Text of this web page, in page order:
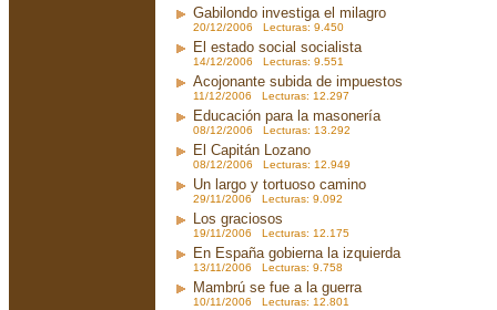
Gabilondo investiga el milagro
20/12/2006 Lecturas: 9.450
El estado social socialista
14/12/2006 Lecturas: 9.551
Acojonante subida de impuestos
11/12/2006 Lecturas: 12.297
Educación para la masonería
08/12/2006 Lecturas: 13.292
El Capitán Lozano
08/12/2006 Lecturas: 12.949
Un largo y tortuoso camino
29/11/2006 Lecturas: 9.092
Los graciosos
19/11/2006 Lecturas: 12.175
En España gobierna la izquierda
13/11/2006 Lecturas: 9.758
Mambrú se fue a la guerra
10/11/2006 Lecturas: 12.801